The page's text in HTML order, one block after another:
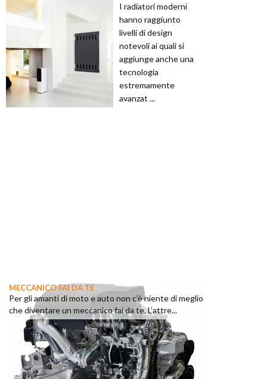
I radiatori moderni
hanno raggiunto
livelli di design
notevoli ai quali si
aggiunge anche una
tecnologia
estremamente
avanzat ...
MECCANICO FAI DA TE
Per gli amanti di moto e auto non c’è niente di meglio
che diventare un meccanico fai da te. L’attre...